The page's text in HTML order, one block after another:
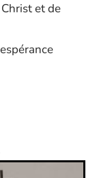
et de